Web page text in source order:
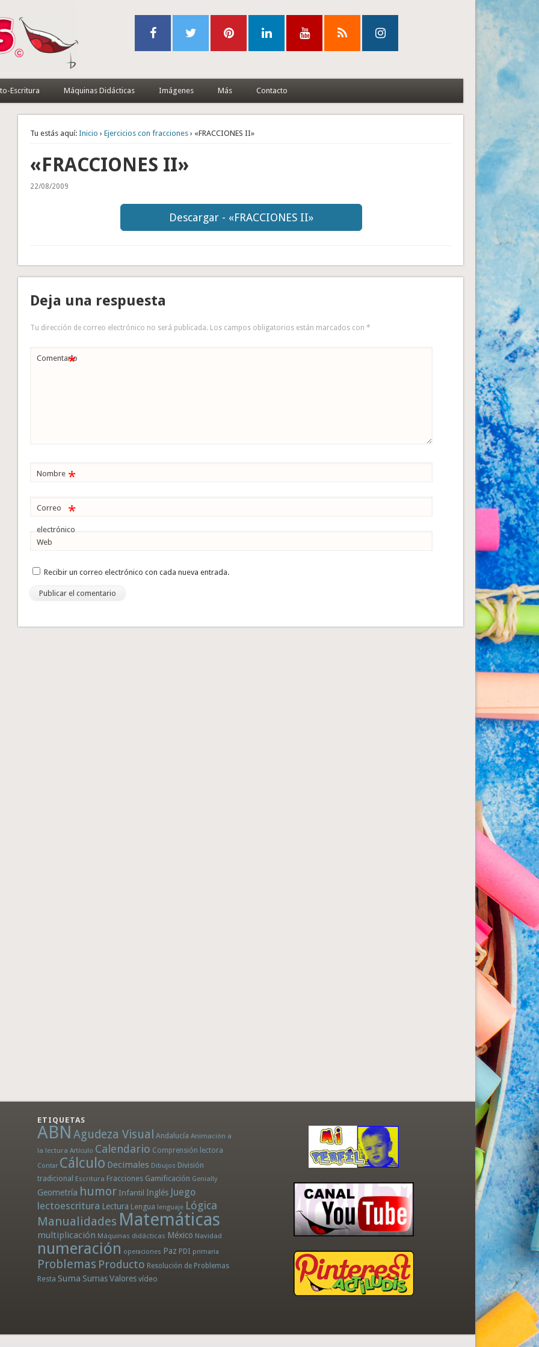
Escritura Máquinas Didácticas Imágenes Más Contacto
Tu estás aquí: Inicio ›Ejercicios con fracciones › «FRACCIONES II»
«FRACCIONES II»
22/08/2009
Descargar - «FRACCIONES II»
Deja una respuesta
Tu dirección de correo electrónico no será publicada. Los campos obligatorios están marcados con*
Comentario
*
Nombre *
Correo
electrónico
*
Web
Recibir un correo electrónico con cada nueva entrada.
ETIQUETAS
ABN Agudeza Visual Andalucía Animación a
la lectura Artículo Calendario Comprensión lectora
Contar Cálculo Decimales Dibujos División
tradicional Escritura Fracciones Gamificación Genially
Geometría humor Infantil Inglés Juego
lectoescritura Lectura Lengua lenguaje Lógica
Manualidades Matemáticas
multiplicación Máquinas didácticas México Navidad
numeración operaciones Paz PDI primaria
Problemas Producto Resolución de Problemas
Resta Suma SumasValores vídeo